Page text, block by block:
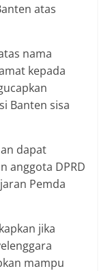
atas
nama
kepada
Banten sisa
dapat
anggota DPRD
Pemda
jika
mampu